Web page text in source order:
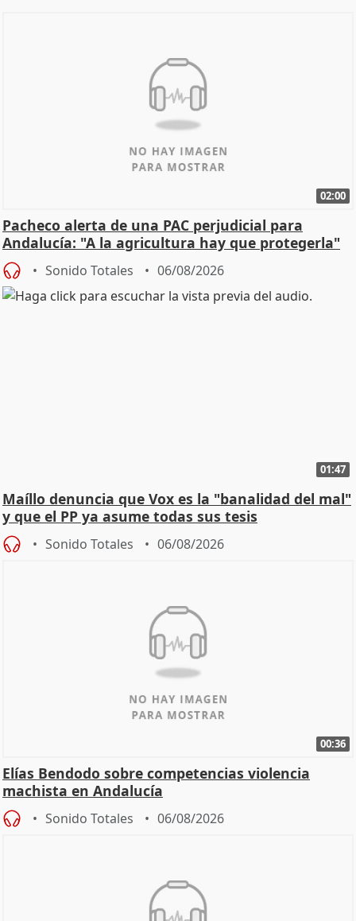
02:00
Pacheco alerta de una PAC perjudicial para
Andalucía: "A la agricultura hay que protegerla"
Sonido Totales 06/08/2026
01:47
Maíllo denuncia que Vox es la "banalidad del mal"
y que el PP ya asume todas sus tesis
Sonido Totales 06/08/2026
00:36
Elías Bendodo sobre competencias violencia
machista en Andalucía
Sonido Totales 06/08/2026